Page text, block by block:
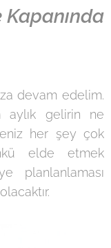
devam edelim.
aylık gelirin ne
her şey çok
elde etmek
planlanlaması